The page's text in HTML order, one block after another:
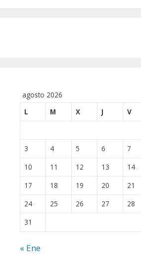
agosto 2026
L
M X J V
3
4 5 6 7
10
11 12 13 14
17
18 19 20 21
24
25 26 27 28
31
« Ene